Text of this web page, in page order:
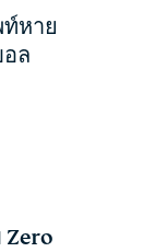
หาย
ล
Zero